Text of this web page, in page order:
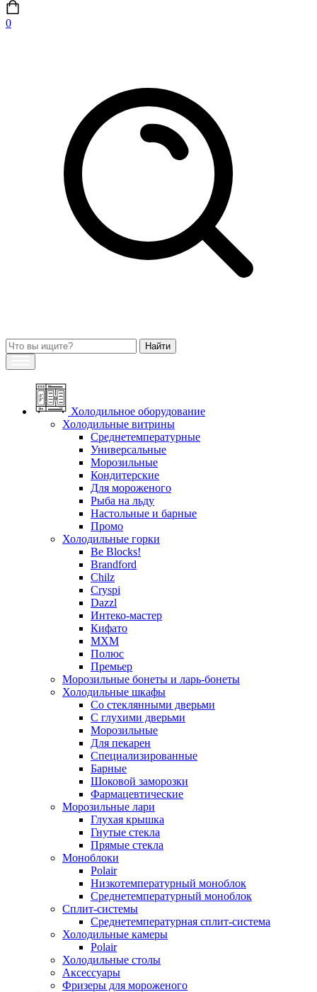
0
Холодильное оборудование
Холодильные витрины
Среднетемпературные
Универсальные
Морозильные
Кондитерские
Для мороженого
Рыба на льду
Настольные и барные
Промо
Холодильные горки
Be Blocks!
Brandford
Chilz
Cryspi
Dazzl
Интеко-мастер
Кифато
МХМ
Полюс
Премьер
Морозильные бонеты и ларь-бонеты
Холодильные шкафы
Со стеклянными дверьми
С глухими дверьми
Морозильные
Для пекарен
Специализированные
Барные
Шоковой заморозки
Фармацевтические
Морозильные лари
Глухая крышка
Гнутые стекла
Прямые стекла
Моноблоки
Polair
Низкотемпературный моноблок
Среднетемпературный моноблок
Сплит-системы
Среднетемпературная сплит-система
Холодильные камеры
Polair
Холодильные столы
Аксессуары
Фризеры для мороженого